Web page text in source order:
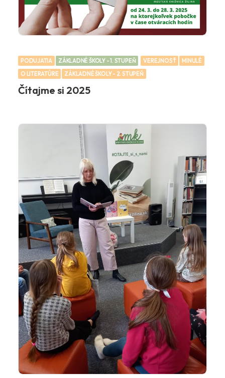
PODUJATIA ZÁKLADNÉ ŠKOLY - 1. STUPEŇ VEREJNOSŤ
MINULÉ
O LITERATÚRE
ZÁKLADNÉ ŠKOLY - 2. STUPEŇ
Čítajme si 2025